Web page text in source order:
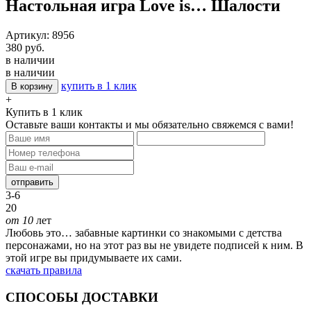
Настольная игра Love is… Шалости
Артикул: 8956
380 руб.
в наличии
в наличии
В корзину
купить в 1 клик
+
Купить в 1 клик
Оставьте ваши контакты и мы обязательно свяжемся с вами!
отправить
3-6
20
от 10 лет
Любовь это… забавные картинки со знакомыми с детства
персонажами, но на этот раз вы не увидете подписей к ним. В
этой игре вы придумываете их сами.
скачать правила
СПОСОБЫ ДОСТАВКИ